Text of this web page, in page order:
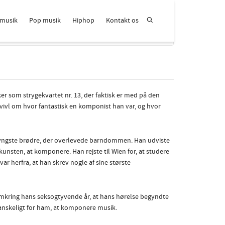
Pop musik Hiphop
Kontakt os
som strygekvartet nr. 13, der faktisk er med på den
om hvor fantastisk en komponist han var, og hvor
brødre, der overlevede barndommen. Han udviste
at komponere. Han rejste til Wien for, at studere
herfra, at han skrev nogle af sine største
hans seksogtyvende år, at hans hørelse begyndte
for ham, at komponere musik.